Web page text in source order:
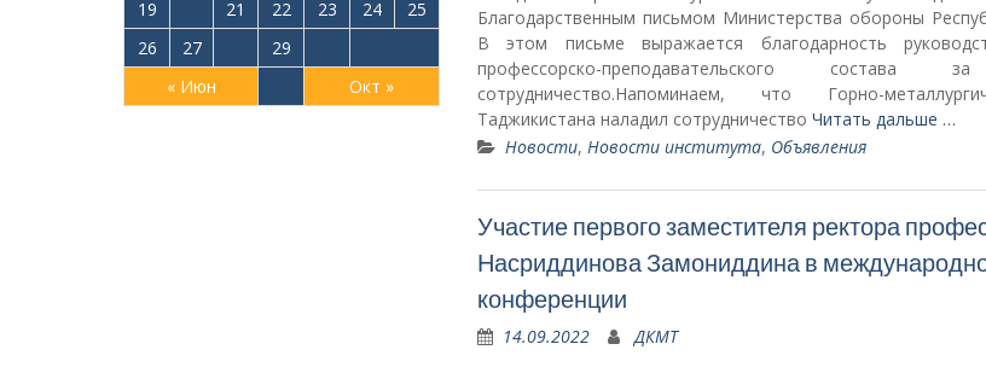
Благодарственным письмом Министерства обороны
В этом письме выражается благодарность
профессорско-преподавательского состава
сотрудничество.Напоминаем, что Горно-
Таджикистана наладил сотрудничество Читать дальше …
Новости, Новости института, Объявления
Участие первого заместителя ректора
Насриддинова Замониддина в
конференции
14.09.2022 ДКМТ
« Июн Окт »
19 21 22 23 24
25
26
27 29